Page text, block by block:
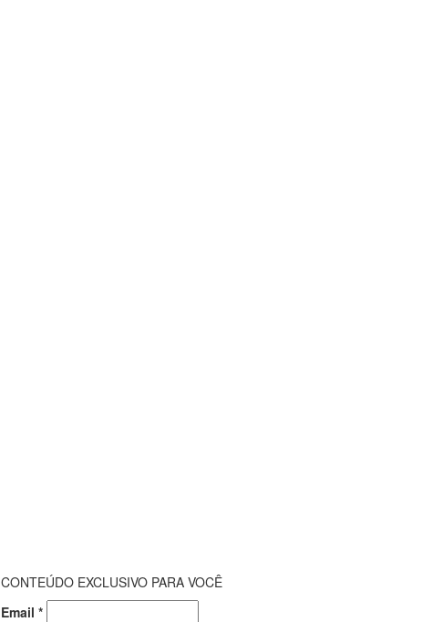
CONTEÚDO EXCLUSIVO PARA VOCÊ
Email *